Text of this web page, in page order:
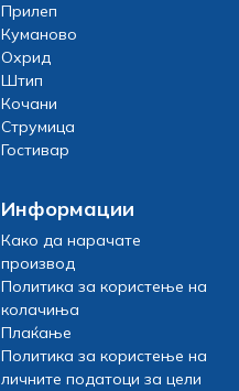
Прилеп
Куманово
Охрид
Штип
Кочани
Струмица
Гостивар
Информации
Како да нарачате
производ
Политика за користење на
колачиња
Плаќање
Политика за користење на
личните податоци за цели